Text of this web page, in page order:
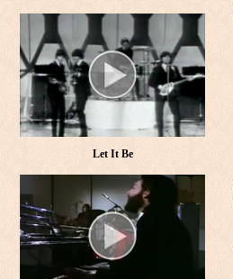
Let It Be